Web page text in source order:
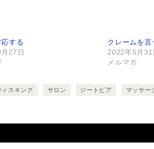
する
27日
クレームを言
2022年5月31
メルマガ
ィスキング サロン ジートピア マッサー